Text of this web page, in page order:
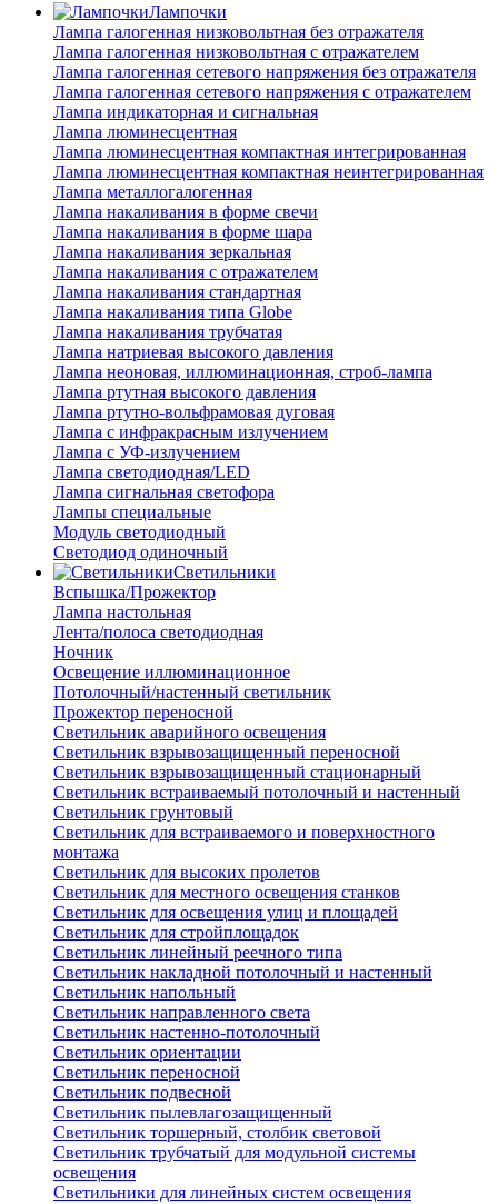
Лампочки
Лампа галогенная низковольтная без отражателя
Лампа галогенная низковольтная с отражателем
Лампа галогенная сетевого напряжения без отражателя
Лампа галогенная сетевого напряжения с отражателем
Лампа индикаторная и сигнальная
Лампа люминесцентная
Лампа люминесцентная компактная интегрированная
Лампа люминесцентная компактная неинтегрированная
Лампа металлогалогенная
Лампа накаливания в форме свечи
Лампа накаливания в форме шара
Лампа накаливания зеркальная
Лампа накаливания с отражателем
Лампа накаливания стандартная
Лампа накаливания типа Globe
Лампа накаливания трубчатая
Лампа натриевая высокого давления
Лампа неоновая, иллюминационная, строб-лампа
Лампа ртутная высокого давления
Лампа ртутно-вольфрамовая дуговая
Лампа с инфракрасным излучением
Лампа с УФ-излучением
Лампа светодиодная/LED
Лампа сигнальная светофора
Лампы специальные
Модуль светодиодный
Светодиод одиночный
Светильники
Вспышка/Прожектор
Лампа настольная
Лента/полоса светодиодная
Ночник
Освещение иллюминационное
Потолочный/настенный светильник
Прожектор переносной
Светильник аварийного освещения
Светильник взрывозащищенный переносной
Светильник взрывозащищенный стационарный
Светильник встраиваемый потолочный и настенный
Светильник грунтовый
Светильник для встраиваемого и поверхностного
монтажа
Светильник для высоких пролетов
Светильник для местного освещения станков
Светильник для освещения улиц и площадей
Светильник для стройплощадок
Светильник линейный реечного типа
Светильник накладной потолочный и настенный
Светильник напольный
Светильник направленного света
Светильник настенно-потолочный
Светильник ориентации
Светильник переносной
Светильник подвесной
Светильник пылевлагозащищенный
Светильник торшерный, столбик световой
Светильник трубчатый для модульной системы
освещения
Светильники для линейных систем освещения